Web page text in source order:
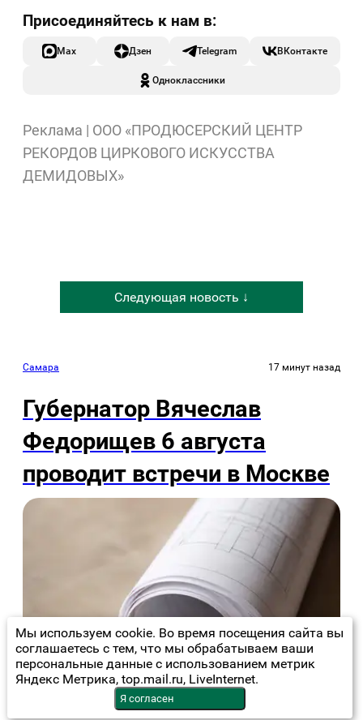
Max Дзен Telegram ВКонтакте
Одноклассники
Реклама | ООО «ПРОДЮСЕРСКИЙ ЦЕНТР
РЕКОРДОВ ЦИРКОВОГО ИСКУССТВА
ДЕМИДОВЫХ»
Следующая новость ↓
Самара 17 минут назад
Губернатор Вячеслав
Федорищев 6 августа
проводит встречи в Москве
Мы используем cookie. Во время посещения сайта вы
соглашаетесь с тем, что мы обрабатываем ваши
персональные данные с использованием метрик
Яндекс Метрика, top.mail.ru, LiveInternet.
Я согласен